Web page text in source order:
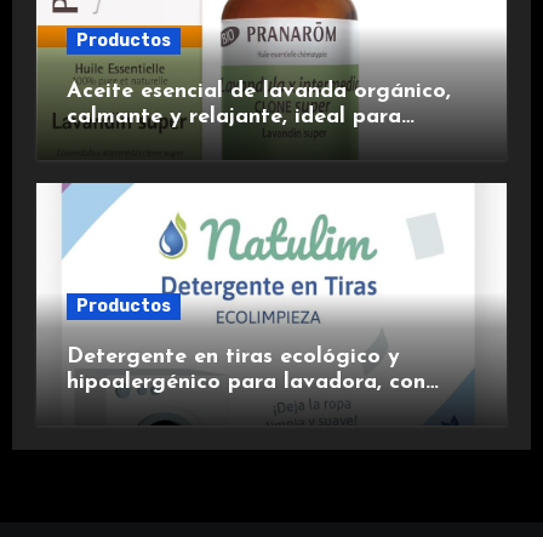
Productos
Aceite esencial de lavanda orgánico,
calmante y relajante, ideal para
Productos
Detergente en tiras ecológico y
hipoalergénico para lavadora, con
suavizante incluido y fragancia de